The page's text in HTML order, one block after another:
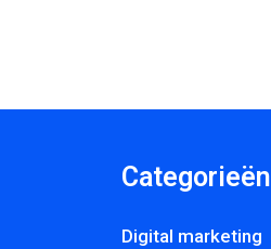
Categorieën
Digital marketing